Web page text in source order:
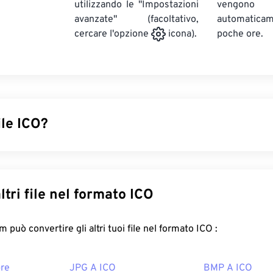
utilizzando le "Impostazioni
avanzate" (facoltativo,
cercare l'opzione
icona).
poche ore.
ICO?
le immagini necessarie per visualizzare le
possano associare un'immagine a un'applicazione.
un file ICO?
Converti altri file nel formato ICO
FreeConvert.com può convertire gli altri tuoi file nel formato ICO :
JPG A ICO BMP A ICO